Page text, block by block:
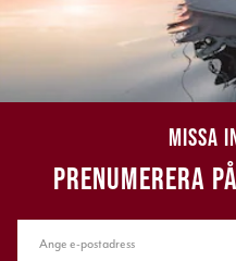
MISSA
PRENUMERERA